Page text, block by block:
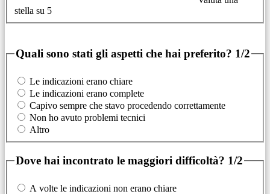
stella su 5
Quali sono stati gli aspetti che hai preferito? 1/2
Le indicazioni erano chiare
Le indicazioni erano complete
Capivo sempre che stavo procedendo correttamente
Non ho avuto problemi tecnici
Altro
Dove hai incontrato le maggiori difficoltà? 1/2
A volte le indicazioni non erano chiare